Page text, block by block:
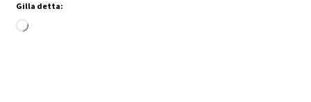
Gilla detta:
Laddar